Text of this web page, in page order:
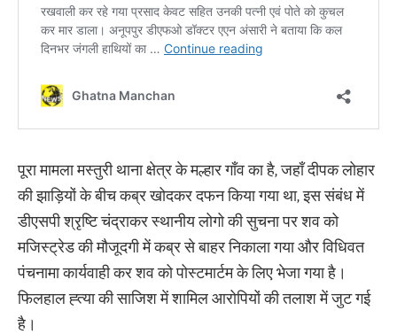
पूरा मामला मस्तुरी थाना क्षेत्र के मल्हार गाँव का है, जहाँ दीपक लोहार
की झाड़ियों के बीच कब्र खोदकर दफन किया गया था, इस संबंध में
डीएसपी श्रृष्टि चंद्राकर स्थानीय लोगो की सुचना पर शव को
मजिस्ट्रेड की मौजूदगी में कब्र से बाहर निकाला गया और विधिवत
पंचनामा कार्यवाही कर शव को पोस्टमार्टम के लिए भेजा गया है।
फिलहाल ह्त्या की साजिश में शामिल आरोपियों की तलाश में जुट गई
है।